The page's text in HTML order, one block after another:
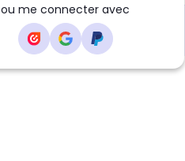
ou me connecter avec